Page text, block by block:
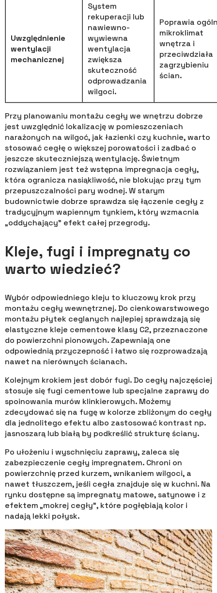
Uwzględnienie
wentylacji
mechanicznej
System
rekuperacji lub
nawiewno-
wywiewna
wentylacja
zwiększa
skuteczność
odprowadzania
wilgoci.
Poprawia
mikroklimat
wnętrza i
przeciwdziała
zagrzybieniu
ścian.
Przy planowaniu montażu cegły we wnętrzu dobrze
jest uwzględnić lokalizację w pomieszczeniach
narażonych na wilgoć, jak łazienki czy kuchnie, warto
stosować cegłę o większej porowatości i zadbać o
jeszcze skuteczniejszą wentylację. Świetnym
rozwiązaniem jest też wstępna impregnacja cegły,
która ogranicza nasiąkliwość, nie blokując przy tym
przepuszczalności pary wodnej. W starym
budownictwie dobrze sprawdza się łączenie cegły z
tradycyjnym wapiennym tynkiem, który wzmacnia
„oddychający” efekt całej przegrody.
Kleje, fugi i impregnaty co
warto wiedzieć?
Wybór odpowiedniego kleju to kluczowy krok przy
montażu cegły wewnętrznej. Do cienkowarstwowego
montażu płytek ceglanych najlepiej sprawdzają się
elastyczne kleje cementowe klasy C2, przeznaczone
do powierzchni pionowych. Zapewniają one
odpowiednią przyczepność i łatwo się rozprowadzają
nawet na nierównych ścianach.
Kolejnym krokiem jest dobór fugi. Do cegły najczęściej
stosuje się fugi cementowe lub specjalne zaprawy do
spoinowania murów klinkierowych. Możemy
zdecydować się na fugę w kolorze zbliżonym do cegły
dla jednolitego efektu albo zastosować kontrast np.
jasnoszarą lub białą by podkreślić strukturę ściany.
Po ułożeniu i wyschnięciu zaprawy, zaleca się
zabezpieczenie cegły impregnatem. Chroni on
powierzchnię przed kurzem, wnikaniem wilgoci, a
nawet tłuszczem, jeśli cegła znajduje się w kuchni. Na
rynku dostępne są impregnaty matowe, satynowe i z
efektem „mokrej cegły”, które pogłębiają kolor i
nadają lekki połysk.